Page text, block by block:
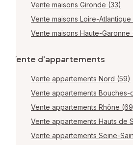
Vente maisons Gironde (33)
Vente maisons Loire-Atlantique
Vente maisons Haute-Garonne
Vente d'appartements
Vente appartements Nord (59)
Vente appartements Bouches-
Vente appartements Rhône
Vente appartements Hauts de
Vente appartements Seine-